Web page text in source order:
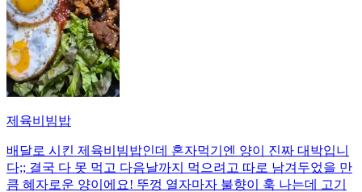
제육비빔밥
배달로 시킨 제육비빔밥인데 혼자먹기엔 양이 진짜 대박입니
다;; 결국 다 못 먹고 다음날까지 먹으려고 따로 남겨두었을 만
큼 혜자로운 양이에요! 뚜껑 열자마자 불향이 훅 나는데 고기